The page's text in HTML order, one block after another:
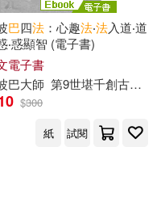
(2)
司等
德 聞翊均
巴四法 ：心趣法‧法入道‧道
‧惑顯智 (電子書)
電子書
巴大師 第9世堪千創古仁波切
$300
紙
試閱